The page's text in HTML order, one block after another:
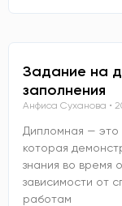
Задание на
заполнения
Анфиса Суханова
Дипломная — это
которая
знания во время
зависимости от
работам